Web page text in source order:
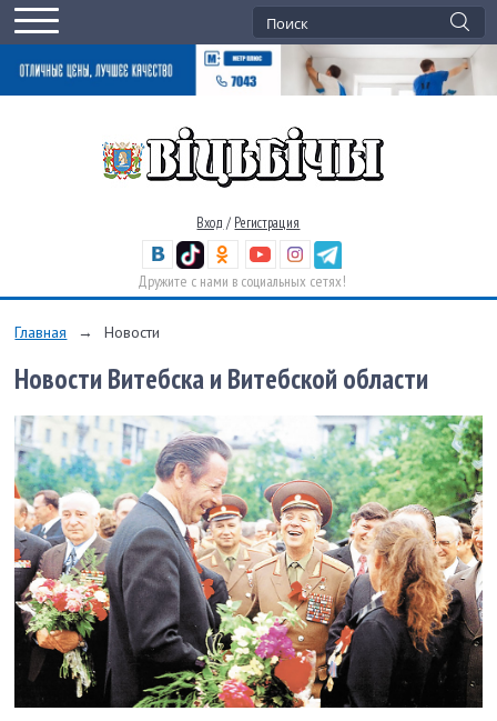
Вход / Регистрация
Дружите с нами в социальных сетях!
Главная → Новости
Новости Витебска и Витебской области